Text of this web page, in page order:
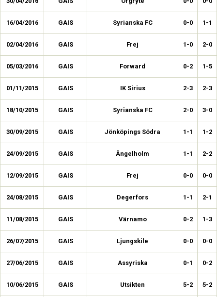
16/04/2016 GAIS Syrianska FC 0-0 1-1
02/04/2016 GAIS Frej 1-0 2-0
05/03/2016 GAIS Forward 0-2 1-5
01/11/2015 GAIS IK Sirius 2-3 2-3
18/10/2015 GAIS Syrianska FC 2-0 3-0
30/09/2015 GAIS Jönköpings Södra 1-1 1-2
24/09/2015 GAIS Ängelholm 1-1 2-2
12/09/2015 GAIS Frej 0-0 0-0
24/08/2015 GAIS Degerfors 1-1 2-1
11/08/2015 GAIS Värnamo 0-2 1-3
26/07/2015 GAIS Ljungskile 0-0 0-0
27/06/2015 GAIS Assyriska 0-1 0-2
10/06/2015 GAIS Utsikten 5-2 5-2